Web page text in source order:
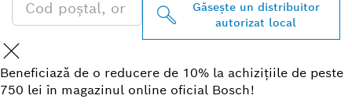
Găseşte un distribuitor
autorizat local
Beneficiază de o reducere de 10% la achizițiile de peste
750 lei în magazinul online oficial Bosch!